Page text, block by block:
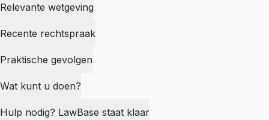
Relevante wetgeving
Recente rechtspraak
Praktische gevolgen
Wat kunt u doen?
Hulp nodig? LawBase staat klaar